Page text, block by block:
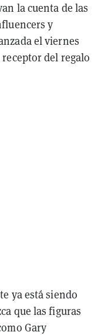
la cuenta de las
y
el viernes
del regalo
ya está siendo
que las figuras
Gary